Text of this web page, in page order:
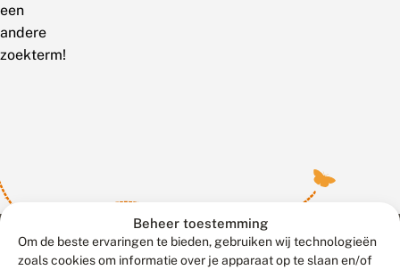
Beheer toestemming
Om de beste ervaringen te bieden, gebruiken wij technologieën
zoals cookies om informatie over je apparaat op te slaan en/of
een
andere
zoekterm!